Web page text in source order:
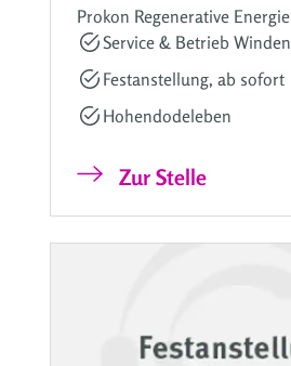
Prokon Regenerative
Service & Betrieb
Festanstellung, ab sofort
Hohendodeleben
Zur Stelle